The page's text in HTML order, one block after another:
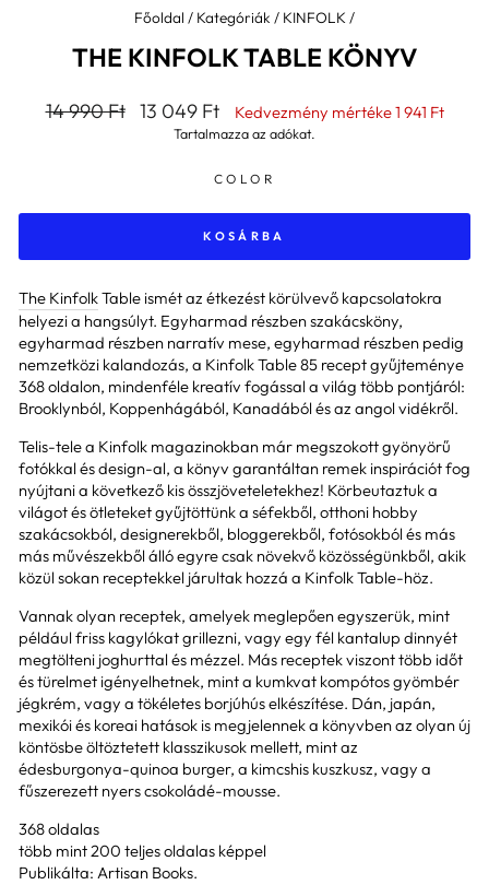
Főoldal / Kategóriák / KINFOLK/
THE KINFOLK TABLE KÖNYV
Általános
14 990 Ft
Kedvezményes
13 049 Ft Kedvezmény mértéke1 941 Ft
Tartalmazza az adókat.
COLOR
KOSÁRBA
The KinfolkTable ismét az étkezést körülvevő kapcsolatokra
helyezi a hangsúlyt. Egyharmad részben szakácsköny,
egyharmad részben narratív mese, egyharmad részben pedig
nemzetközi kalandozás, a Kinfolk Table 85 recept gyűjteménye
368 oldalon, mindenféle kreatív fogással a világ több pontjáról:
Brooklynból, Koppenhágából, Kanadából és az angol vidékről.
Telis-tele a Kinfolk magazinokban már megszokott gyönyörű
fotókkal és design-al, a könyv garantáltan remek inspirációt fog
nyújtani a következő kis összjöveteletekhez! Körbeutaztuk a
világot és ötleteket gyűjtöttünk a séfekből, otthoni hobby
szakácsokból, designerekből, bloggerekből, fotósokból és más
más művészekből álló egyre csak növekvő közösségünkből, akik
közül sokan receptekkel járultak hozzá a Kinfolk Table-höz.
Vannak olyan receptek, amelyek meglepően egyszerük, mint
például friss kagylókat grillezni, vagy egy fél kantalup dinnyét
megtölteni joghurttal és mézzel. Más receptek viszont több időt
és türelmet igényelhetnek, mint a kumkvat kompótos gyömbér
jégkrém, vagy a tökéletes borjúhús elkészítése. Dán, japán,
mexikói és koreai hatások is megjelennek a könyvben az olyan új
köntösbe öltöztetett klasszikusok mellett, mint az
édesburgonya-quinoa burger, a kimcshis kuszkusz, vagy a
fűszerezett nyers csokoládé-mousse.
368 oldalas
több mint 200 teljes oldalas képpel
Publikálta: Artisan Books.